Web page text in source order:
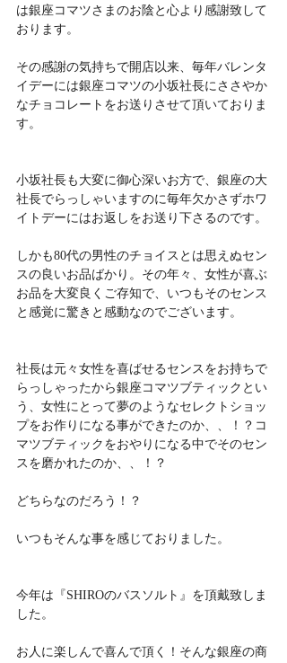
は銀座コマツさまのお陰と心より感謝致して
おります。
その感謝の気持ちで開店以来、毎年バレンタ
イデーには銀座コマツの小坂社長にささやか
なチョコレートをお送りさせて頂いておりま
す。
小坂社長も大変に御心深いお方で、銀座の大
社長でらっしゃいますのに毎年欠かさずホワ
イトデーにはお返しをお送り下さるのです。
しかも80代の男性のチョイスとは思えぬセン
スの良いお品ばかり。その年々、女性が喜ぶ
お品を大変良くご存知で、いつもそのセンス
と感覚に驚きと感動なのでございます。
社長は元々女性を喜ばせるセンスをお持ちで
らっしゃったから銀座コマツブティックとい
う、女性にとって夢のようなセレクトショッ
プをお作りになる事ができたのか、、！？コ
マツブティックをおやりになる中でそのセン
スを磨かれたのか、、！？
どちらなのだろう！？
いつもそんな事を感じておりました。
今年は『SHIROのバスソルト』を頂戴致しま
した。
お人に楽しんで喜んで頂く！そんな銀座の商